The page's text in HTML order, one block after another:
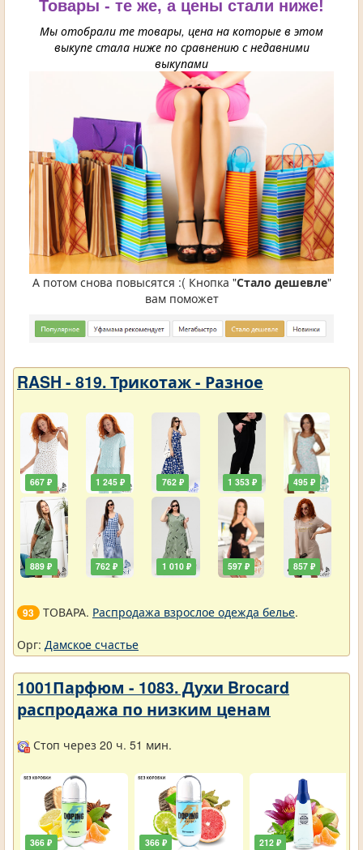
Товары - те же, а цены стали ниже!
Мы отобрали те товары, цена на которые в этом
выкупе стала ниже по сравнению с недавними
выкупами
А потом снова повысятся :( Кнопка "Стало дешевле"
вам поможет
RASH - 819. Трикотаж - Разное
667 ₽
889 ₽
1 245 ₽
762 ₽
762 ₽
1 010 ₽
1 353 ₽
597 ₽
495 ₽
857 ₽
93 ТОВАРА. Распродажа взрослое одежда белье.
Орг: Дамское счастье
1001Парфюм - 1083. Духи Brocard
распродажа по низким ценам
Стоп через 20 ч. 51 мин.
366 ₽ 366 ₽ 212 ₽